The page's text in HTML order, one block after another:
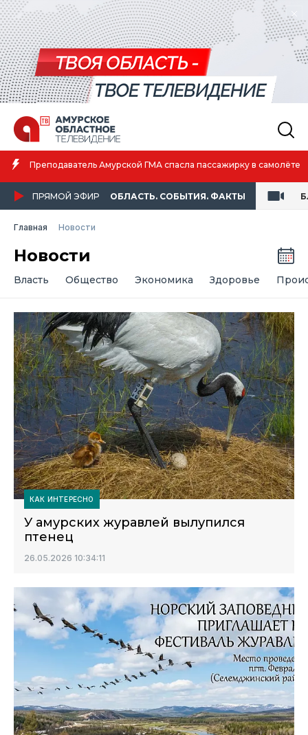
Амурской ГМА спасла пассажирку в самолёте
Амурская
ПРЯМОЙ ЭФИР ОБЛАСТЬ. СОБЫТИЯ. ФАКТЫ
Главная Новости
Новости
Власть Общество Экономика Здоровье
КАК ИНТЕРЕСНО
У амурских журавлей вылупился
птенец
26.05.2026 10:34:11